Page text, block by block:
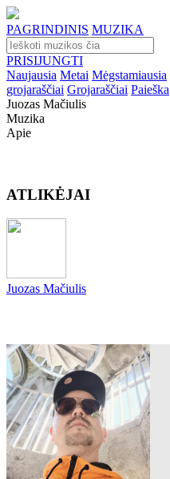
PAGRINDINIS MUZIKA
PRISIJUNGTI
Naujausia Metai Mėgstamiausia
grojaraščiai Grojaraščiai Paieška
Juozas Mačiulis
Muzika
Apie
ATLIKĖJAI
Juozas Mačiulis